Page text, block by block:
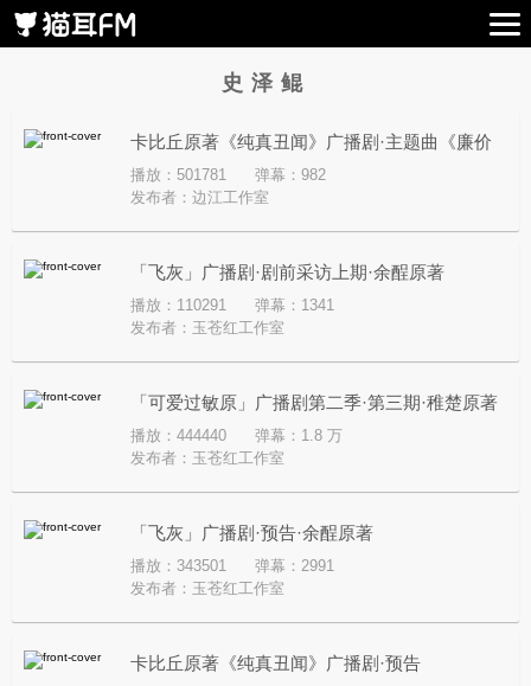
史泽鲲
卡比丘原著《纯真丑闻》广播剧·主题曲《廉价
玩偶》
播放：501781
弹幕：982
发布者： 边江工作室
「飞灰」广播剧·剧前采访上期·余酲原著
播放：110291
弹幕：1341
发布者： 玉苍红工作室
「可爱过敏原」广播剧第二季·第三期·稚楚原著
播放：444440
弹幕：1.8 万
发布者： 玉苍红工作室
「飞灰」广播剧·预告·余酲原著
播放：343501
弹幕：2991
发布者： 玉苍红工作室
卡比丘原著《纯真丑闻》广播剧·预告